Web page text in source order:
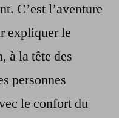
C’est l’aventure
expliquer le
à la tête des
personnes
le confort du